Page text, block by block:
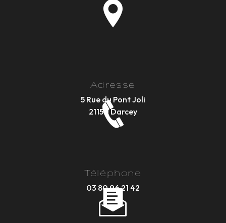
Adresse
5 Rue du Pont Joli
21150 Darcey
Téléphone
03 80 96 21 42